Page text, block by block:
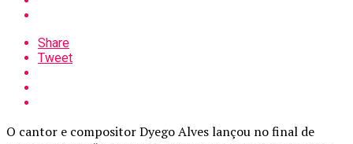
Share
Tweet
O cantor e compositor Dyego Alves lançou no final de